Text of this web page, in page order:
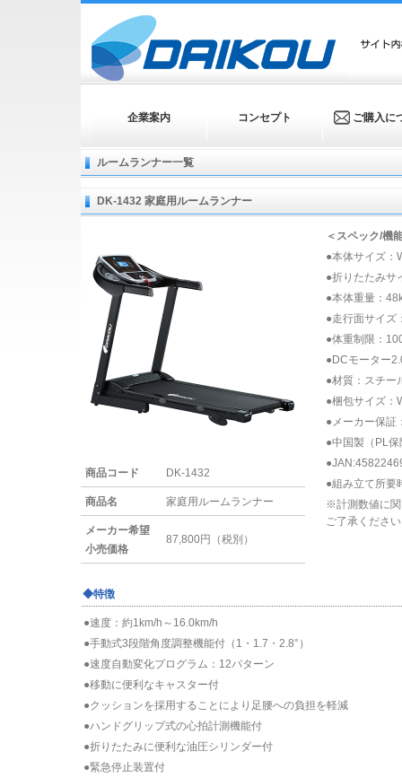
企業案内 コンセプト ご購入に
ルームランナー一覧
DK-1432 家庭用ルームランナー
商品コード DK-1432
商品名 家庭用ルームランナー
メーカー希望
小売価格
87,800円（税別）
＜スペック/機
●本体サイズ：
●折りたたみサ
●本体重量：
●走行面サイズ
●体重制限：
●DCモーター
●材質：スチー
●梱包サイズ
●メーカー保証
●中国製（PL
●組み立て所
※計測数値に関
ご了承くださ
◆特徴
●速度：約1km/h～16.0km/h
●手動式3段階角度調整機能付（1・1.7・2.8°）
●速度自動変化プログラム：12パターン
●移動に便利なキャスター付
●クッションを採用することにより足腰への負担を軽減
●ハンドグリップ式の心拍計測機能付
●折りたたみに便利な油圧シリンダー付
●緊急停止装置付